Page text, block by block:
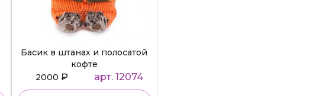
Басик в штанах и полосатой
кофте
2000 ₽ арт. 12074